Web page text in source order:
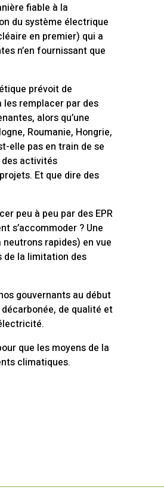
fiable à la
du système électrique
en premier) qui a
n’en fournissant que
prévoit de
les remplacer par des
alors qu’une
Roumanie, Hongrie,
elle pas en train de se
activités
Et que dire des
peu à peu par des EPR
s’accommoder ? Une
rapides) en vue
de la limitation des
gouvernants au début
de qualité et
que les moyens de la
climatiques.